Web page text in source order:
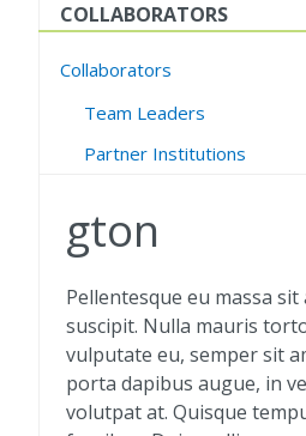
COLLABORATORS
Collaborators
Team Leaders
Partner Institutions
gton
Pellentesque eu massa
suscipit. Nulla mauris
vulputate eu, semper sit
porta dapibus augue, in
volutpat at. Quisque